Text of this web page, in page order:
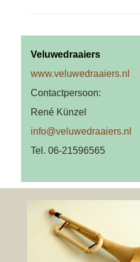
Veluwedraaiers
www.veluwedraaiers.nl
Contactpersoon:
René Künzel
info@veluwedraaiers.nl
Tel. 06-21596565